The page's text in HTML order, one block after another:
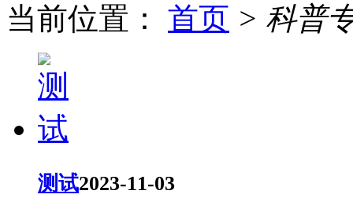
当前位置：
首页 > 科普
测试2023-11-03